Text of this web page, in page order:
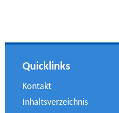
Quicklinks
Kontakt
Inhaltsverzeichnis